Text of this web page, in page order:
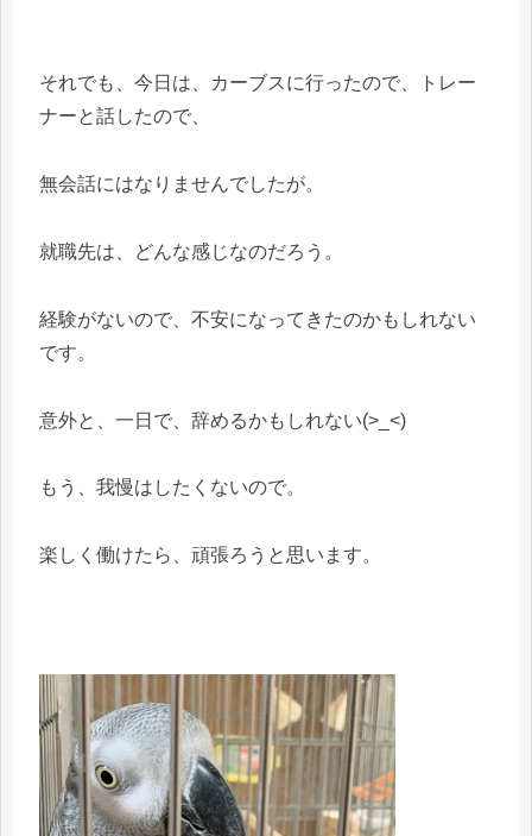
それでも、今日は、カーブスに行ったので、トレー
ナーと話したので、
無会話にはなりませんでしたが。
就職先は、どんな感じなのだろう。
経験がないので、不安になってきたのかもしれない
です。
意外と、一日で、辞めるかもしれない(>_<)
もう、我慢はしたくないので。
楽しく働けたら、頑張ろうと思います。